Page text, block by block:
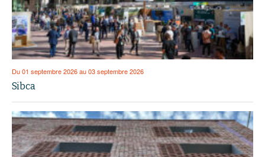
Du 01 septembre 2026 au 03 septembre 2026
Sibca